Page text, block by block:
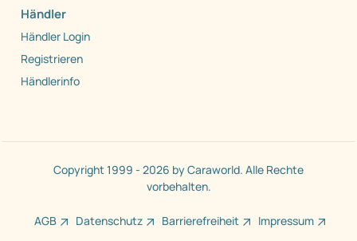
Händler
Händler Login
Registrieren
Händlerinfo
Copyright 1999 - 2026 by Caraworld. Alle Rechte
vorbehalten.
AGB Datenschutz Barrierefreiheit Impressum